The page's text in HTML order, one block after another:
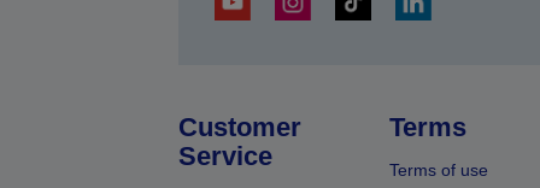
Customer
Service
Terms
Terms of use